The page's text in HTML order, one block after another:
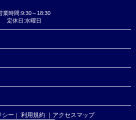
業時間:9:30～18:30
定休日:水曜日
シー ｜ 利用規約 ｜アクセスマップ